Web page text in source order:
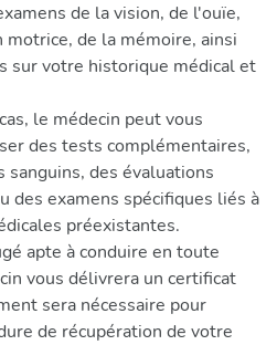
de la vision, de l'ouïe,
motrice, de la mémoire, ainsi
sur votre historique médical et
le médecin peut vous
des tests complémentaires,
des évaluations
des examens spécifiques liés à
préexistantes.
apte à conduire en toute
vous délivrera un certificat
sera nécessaire pour
de récupération de votre